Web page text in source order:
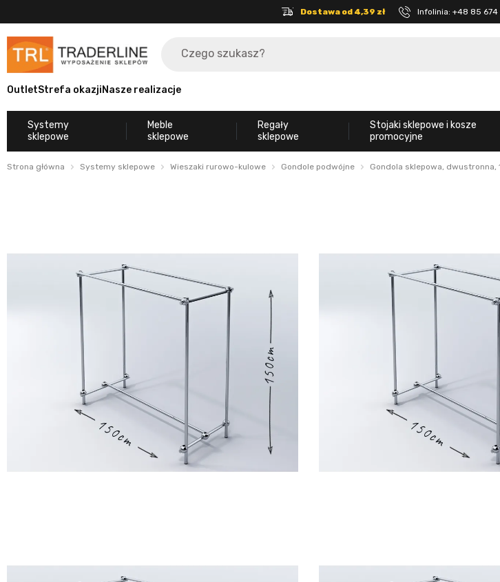
Dostawa od 4,39 zł Infolinia: +48 85
OutletStrefa okazjiNasze realizacje
Systemy
sklepowe
Meble
sklepowe
Regały
sklepowe
Stojaki sklepowe i kosze
promocyjne
Strona główna Systemy sklepowe Wieszaki rurowo-kulowe Gondole podwójne Gondola sklepowa, dwustronna,